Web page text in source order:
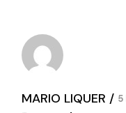
MARIO LIQUER 5